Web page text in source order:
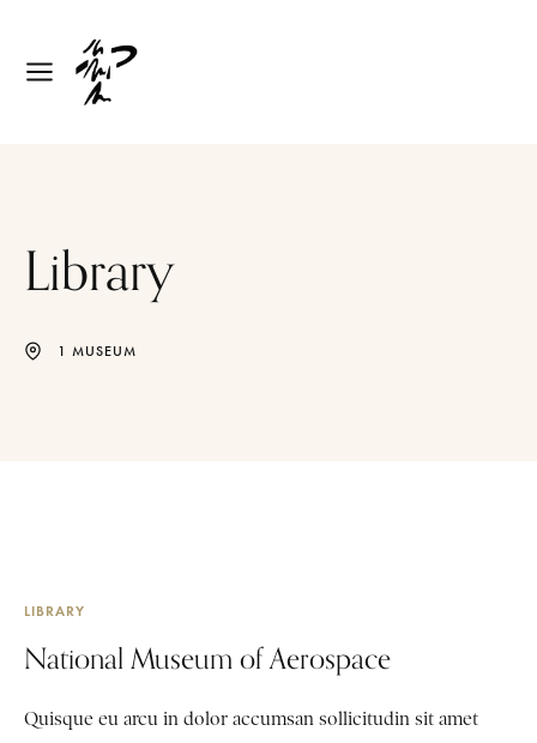
Library
1 MUSEUM
LIBRARY
National Museum of Aerospace
Quisque eu arcu in dolor accumsan sollicitudin sit amet